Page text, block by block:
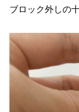
ブロック外しの